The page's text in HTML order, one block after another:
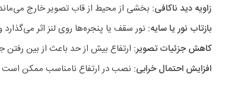
زاویه دید ناکافی: بخشی از محیط از قاب تصویر خارج
بازتاب نور یا سایه: نور سقف یا پنجره‌ها روی لنز اثر
کاهش جزئیات تصویر: ارتفاع بیش از حد باعث از بین
افزایش احتمال خرابی: نصب در ارتفاع نامناسب ممکن است